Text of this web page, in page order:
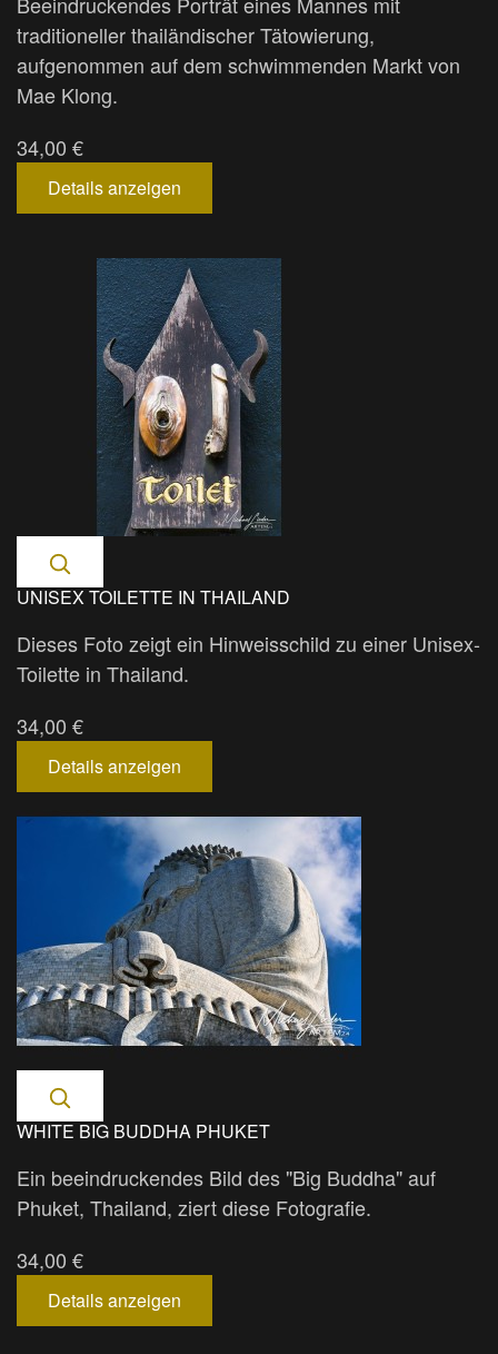
traditioneller thailändischer Tätowierung,
aufgenommen auf dem schwimmenden Markt von
Mae Klong.
34,00 €
Details anzeigen
UNISEX TOILETTE IN THAILAND
Dieses Foto zeigt ein Hinweisschild zu einer Unisex-
Toilette in Thailand.
34,00 €
Details anzeigen
WHITE BIG BUDDHA PHUKET
Ein beeindruckendes Bild des "Big Buddha" auf
Phuket, Thailand, ziert diese Fotografie.
34,00 €
Details anzeigen